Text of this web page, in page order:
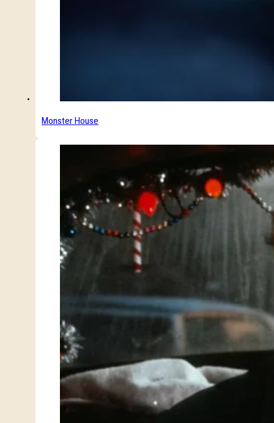
Monster House